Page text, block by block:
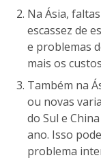
Na Ásia,
escassez de
e problemas
mais os
Também na
ou novas
do Sul e
ano. Isso
problema